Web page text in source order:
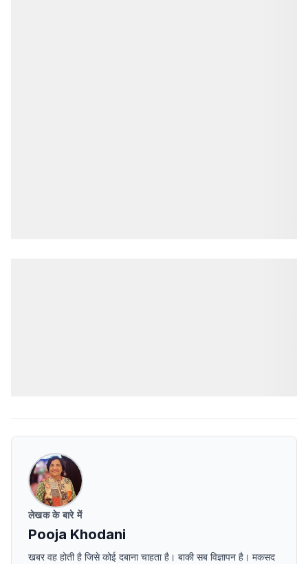
लेखक के बारे में
Pooja Khodani
खबर वह होती है जिसे कोई दबाना चाहता है। बाकी सब विज्ञापन है। मकसद